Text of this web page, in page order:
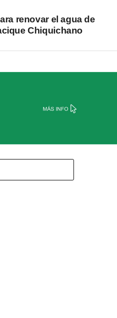
renovar el agua de
Chiquichano